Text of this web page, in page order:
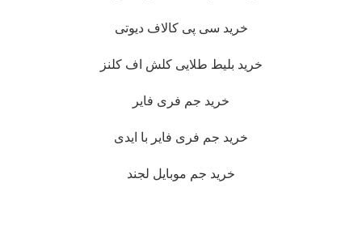
خرید سی پی کالاف دیوتی
خرید بلیط طلایی کلش اف کلنز
خرید جم فری فایر
خرید جم فری فایر با ایدی
خرید جم موبایل لجند